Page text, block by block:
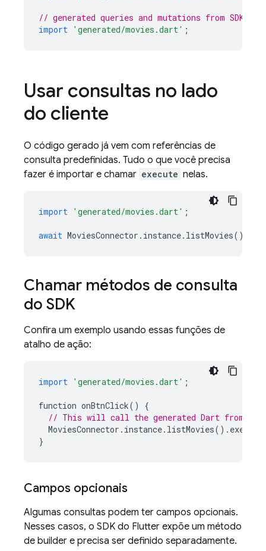
// generated queries and mutations from SDK
import 'generated/movies.dart' ;
Usar consultas no lado
do cliente
O código gerado já vem com referências de
consulta predefinidas. Tudo o que você precisa
fazer é importar e chamar execute nelas.
import 'generated/movies.dart' ;
await MoviesConnector . instance. listMovies().
Chamar métodos de consulta
do SDK
Confira um exemplo usando essas funções de
atalho de ação:
import 'generated/movies.dart' ;
function onBtnClick()
{
// This will call the generated Dart from the
MoviesConnector . instance. listMovies(). execute
}
Campos opcionais
Algumas consultas podem ter campos opcionais.
Nesses casos, o SDK do Flutter expõe um método
de builder e precisa ser definido separadamente.